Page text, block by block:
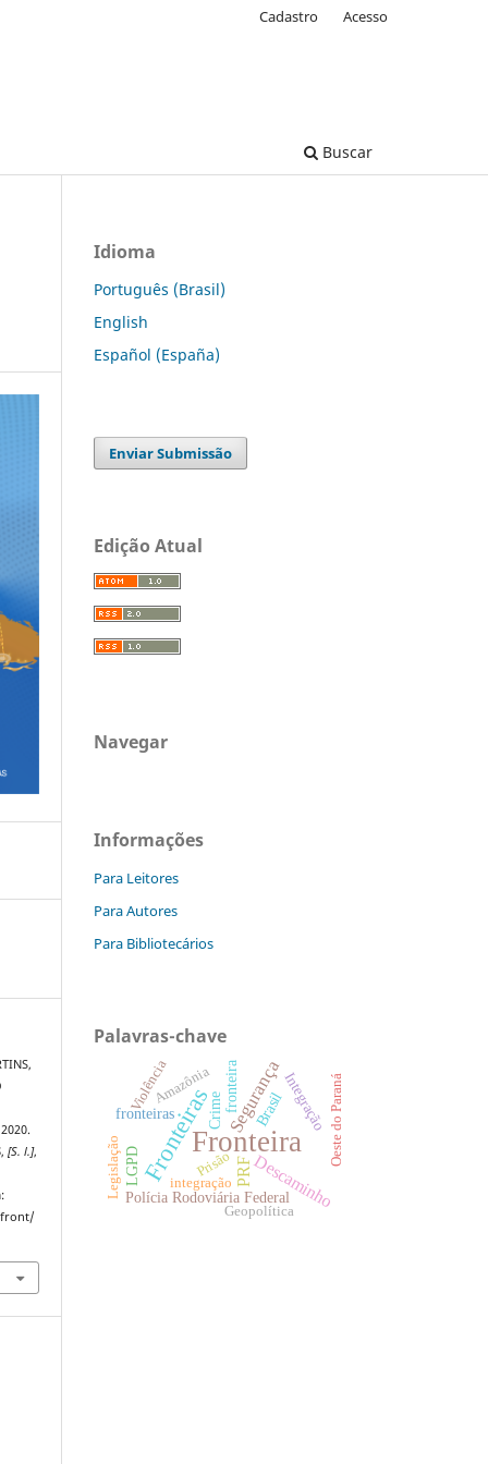
Buscar
Cadastro Acesso
,[S. l.],
Idioma
Português (Brasil)
English
Español (España)
Enviar Submissão
Edição Atual
Navegar
Informações
Para Leitores
Para Autores
Para Bibliotecários
Palavras-chave
Fronteira
FronteirasSegurança
Descaminho
PRF
Brasil
fronteiras Integração
Polícia Rodoviária Federal
LGPD
Crimefronteira Oeste do Paraná
Geopolítica
Violência
Legislação
Amazônia
Prisão
integração